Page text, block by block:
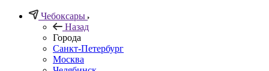
Чебоксары
Назад
Города
Санкт-Петербург
Москва